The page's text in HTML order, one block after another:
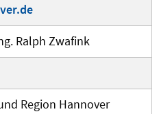
Ralph Zwafink
Region Hannover